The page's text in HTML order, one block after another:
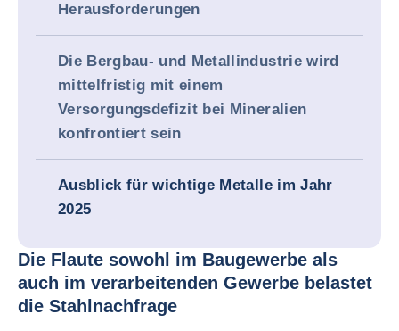
Herausforderungen
Die Bergbau- und Metallindustrie wird
mittelfristig mit einem
Versorgungsdefizit bei Mineralien
konfrontiert sein
Ausblick für wichtige Metalle im Jahr
2025
Die Flaute sowohl im Baugewerbe als
auch im verarbeitenden Gewerbe belastet
die Stahlnachfrage